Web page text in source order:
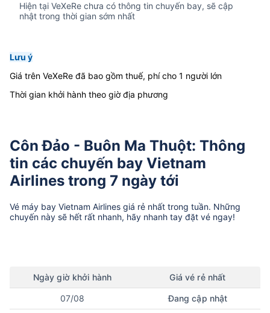
Hiện tại VeXeRe chưa có thông tin chuyến bay, sẽ cập
nhật trong thời gian sớm nhất
Lưu ý
Giá trên VeXeRe đã bao gồm thuế, phí cho 1 người lớn
Thời gian khởi hành theo giờ địa phương
Côn Đảo - Buôn Ma Thuột: Thông
tin các chuyến bay Vietnam
Airlines trong 7 ngày tới
Vé máy bay Vietnam Airlines giá rẻ nhất trong tuần. Những
chuyến này sẽ hết rất nhanh, hãy nhanh tay đặt vé ngay!
Ngày giờ khởi hành Giá vé rẻ nhất
07/08 Đang cập nhật